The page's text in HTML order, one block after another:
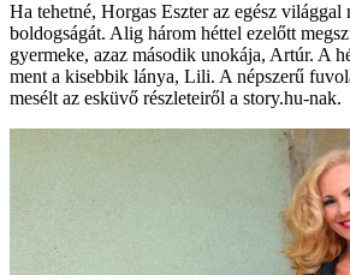
Ha tehetné, Horgas Eszter az egész világgal
boldogságát. Alig három héttel ezelőtt
gyermeke, azaz második unokája, Artúr. A
ment a kisebbik lánya, Lili. A népszerű
mesélt az esküvő részleteiről a story.hu-nak.